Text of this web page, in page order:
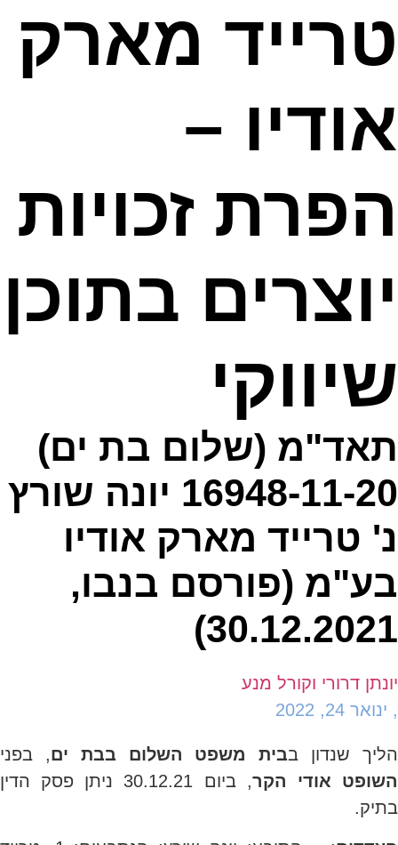
טרייד מארק
אודיו –
הפרת זכויות
יוצרים בתוכן
שיווקי
תאד"מ (שלום בת ים)
16948-11-20 יונה שורץ
נ' טרייד מארק אודיו
בע"מ (פורסם בנבו,
30.12.2021)
יונתן דרורי וקורל מנע
, ינואר 24, 2022
הליך שנדון בבית משפט השלום בבת ים, בפני
השופט אודי הקר
, ביום 30.12.21 ניתן פסק הדין
בתיק.